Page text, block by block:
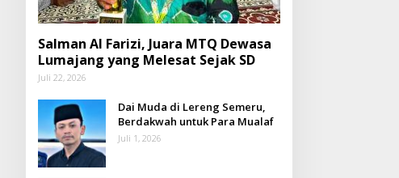
Salman Al Farizi, Juara MTQ Dewasa
Lumajang yang Melesat Sejak SD
Juli 22, 2026
Dai Muda di Lereng Semeru,
Berdakwah untuk Para Mualaf
Juli 1, 2026